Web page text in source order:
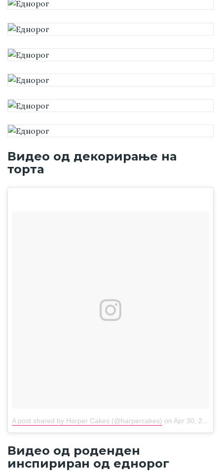
Видео од декорирање на
торта
A post shared by Harper Cakes (@harpercakes) on Apr 30, 2018 at 4:56pm PDT
Видео од роденден
инспириран од еднорог